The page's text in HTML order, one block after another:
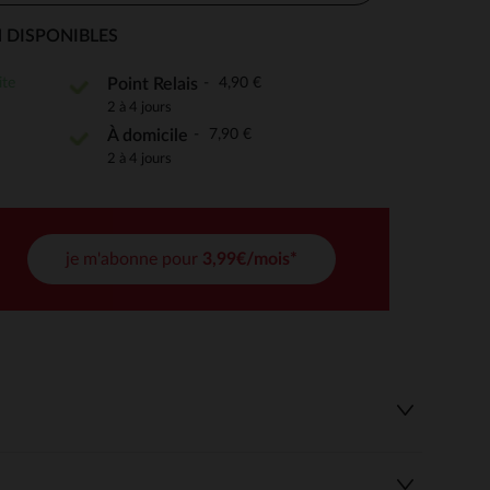
de confidentialité, en garantissant la conformité avec
Point Relais 4,90 €
2 à 4 jours
À domicile 7,90 €
2 à 4 jours
je m'abonne pour 3,99€/mois*